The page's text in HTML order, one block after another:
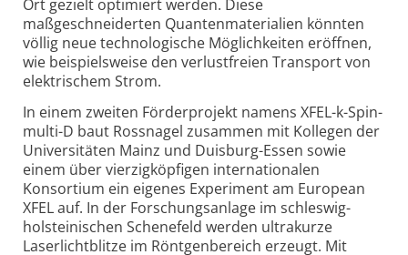
Ort gezielt optimiert werden. Diese
maßgeschneiderten Quantenmaterialien könnten
völlig neue technologische Möglichkeiten eröffnen,
wie beispielsweise den verlustfreien Transport von
elektrischem Strom.
In einem zweiten Förderprojekt namens XFEL-k-Spin-
multi-D baut Rossnagel zusammen mit Kollegen der
Universitäten Mainz und Duisburg-Essen sowie
einem über vierzigköpfigen internationalen
Konsortium ein eigenes Experiment am European
XFEL auf. In der Forschungsanlage im schleswig-
holsteinischen Schenefeld werden ultrakurze
Laserlichtblitze im Röntgenbereich erzeugt. Mit